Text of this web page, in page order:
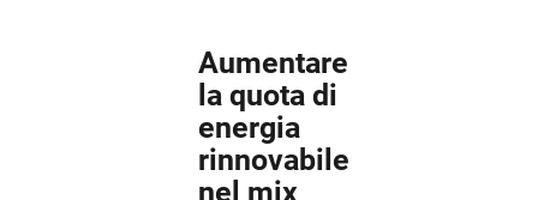
Aumentare
la quota di
energia
rinnovabile
nel mix